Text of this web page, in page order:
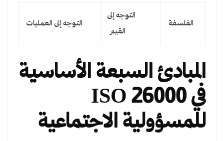
الفلسفة
التوجه إلى
القيم
التوجه إلى العمليات
المبادئ السبعة الأساسية
في ISO 26000
للمسؤولية الاجتماعية